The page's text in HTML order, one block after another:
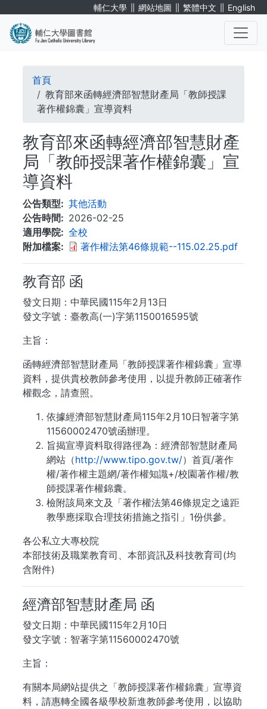
輔仁大學 ∥ 網站地圖 ∥ 繁體中文 ∥ English
導
航
結
首頁
教育部來函轉經濟部智慧財產局「教師授課
著作權錦囊」宣導資料
教育部來函轉經濟部智慧財產
局「教師授課著作權錦囊」宣
導資料
公告類型
其他活動
公告時間
2026-02-25
適用學院
全校
附加檔案
著作權法第46條規範--115.02.25.pdf
教育部 函
發文日期：中華民國115年2月13日
發文字號：臺教高(一)字第1150016595號
主旨：
函轉經濟部智慧財產局「教師授課著作權錦囊」宣導
資料，提供貴校教師參考使用，以提升教師正確著作
權觀念，請查照。
依據經濟部智慧財產局115年2月10日智著字第
11560002470號函辦理。
旨揭宣導資料取得路徑為：經濟部智慧財產局
網站（http://www.tipo.gov.tw/）首頁/著作
權/著作權主題網/著作權知識+/校園著作權/教
師授課著作權錦囊。
檢附該局來文及「著作權法第46條規定之遠距
教學應採取合理技術措施之指引」1份供參。
各公私立大專校院
本部技術及職業教育司、本部資訊及科技教育司(均
含附件)
經濟部智慧財產局 函
發文日期：中華民國115年2月10日
發文字號：智著字第11560002470號
主旨：
有關本局網站提供之「教師授課著作權錦囊」宣導資
料，請惠轉全國各級學校新進教師參考使用，以協助